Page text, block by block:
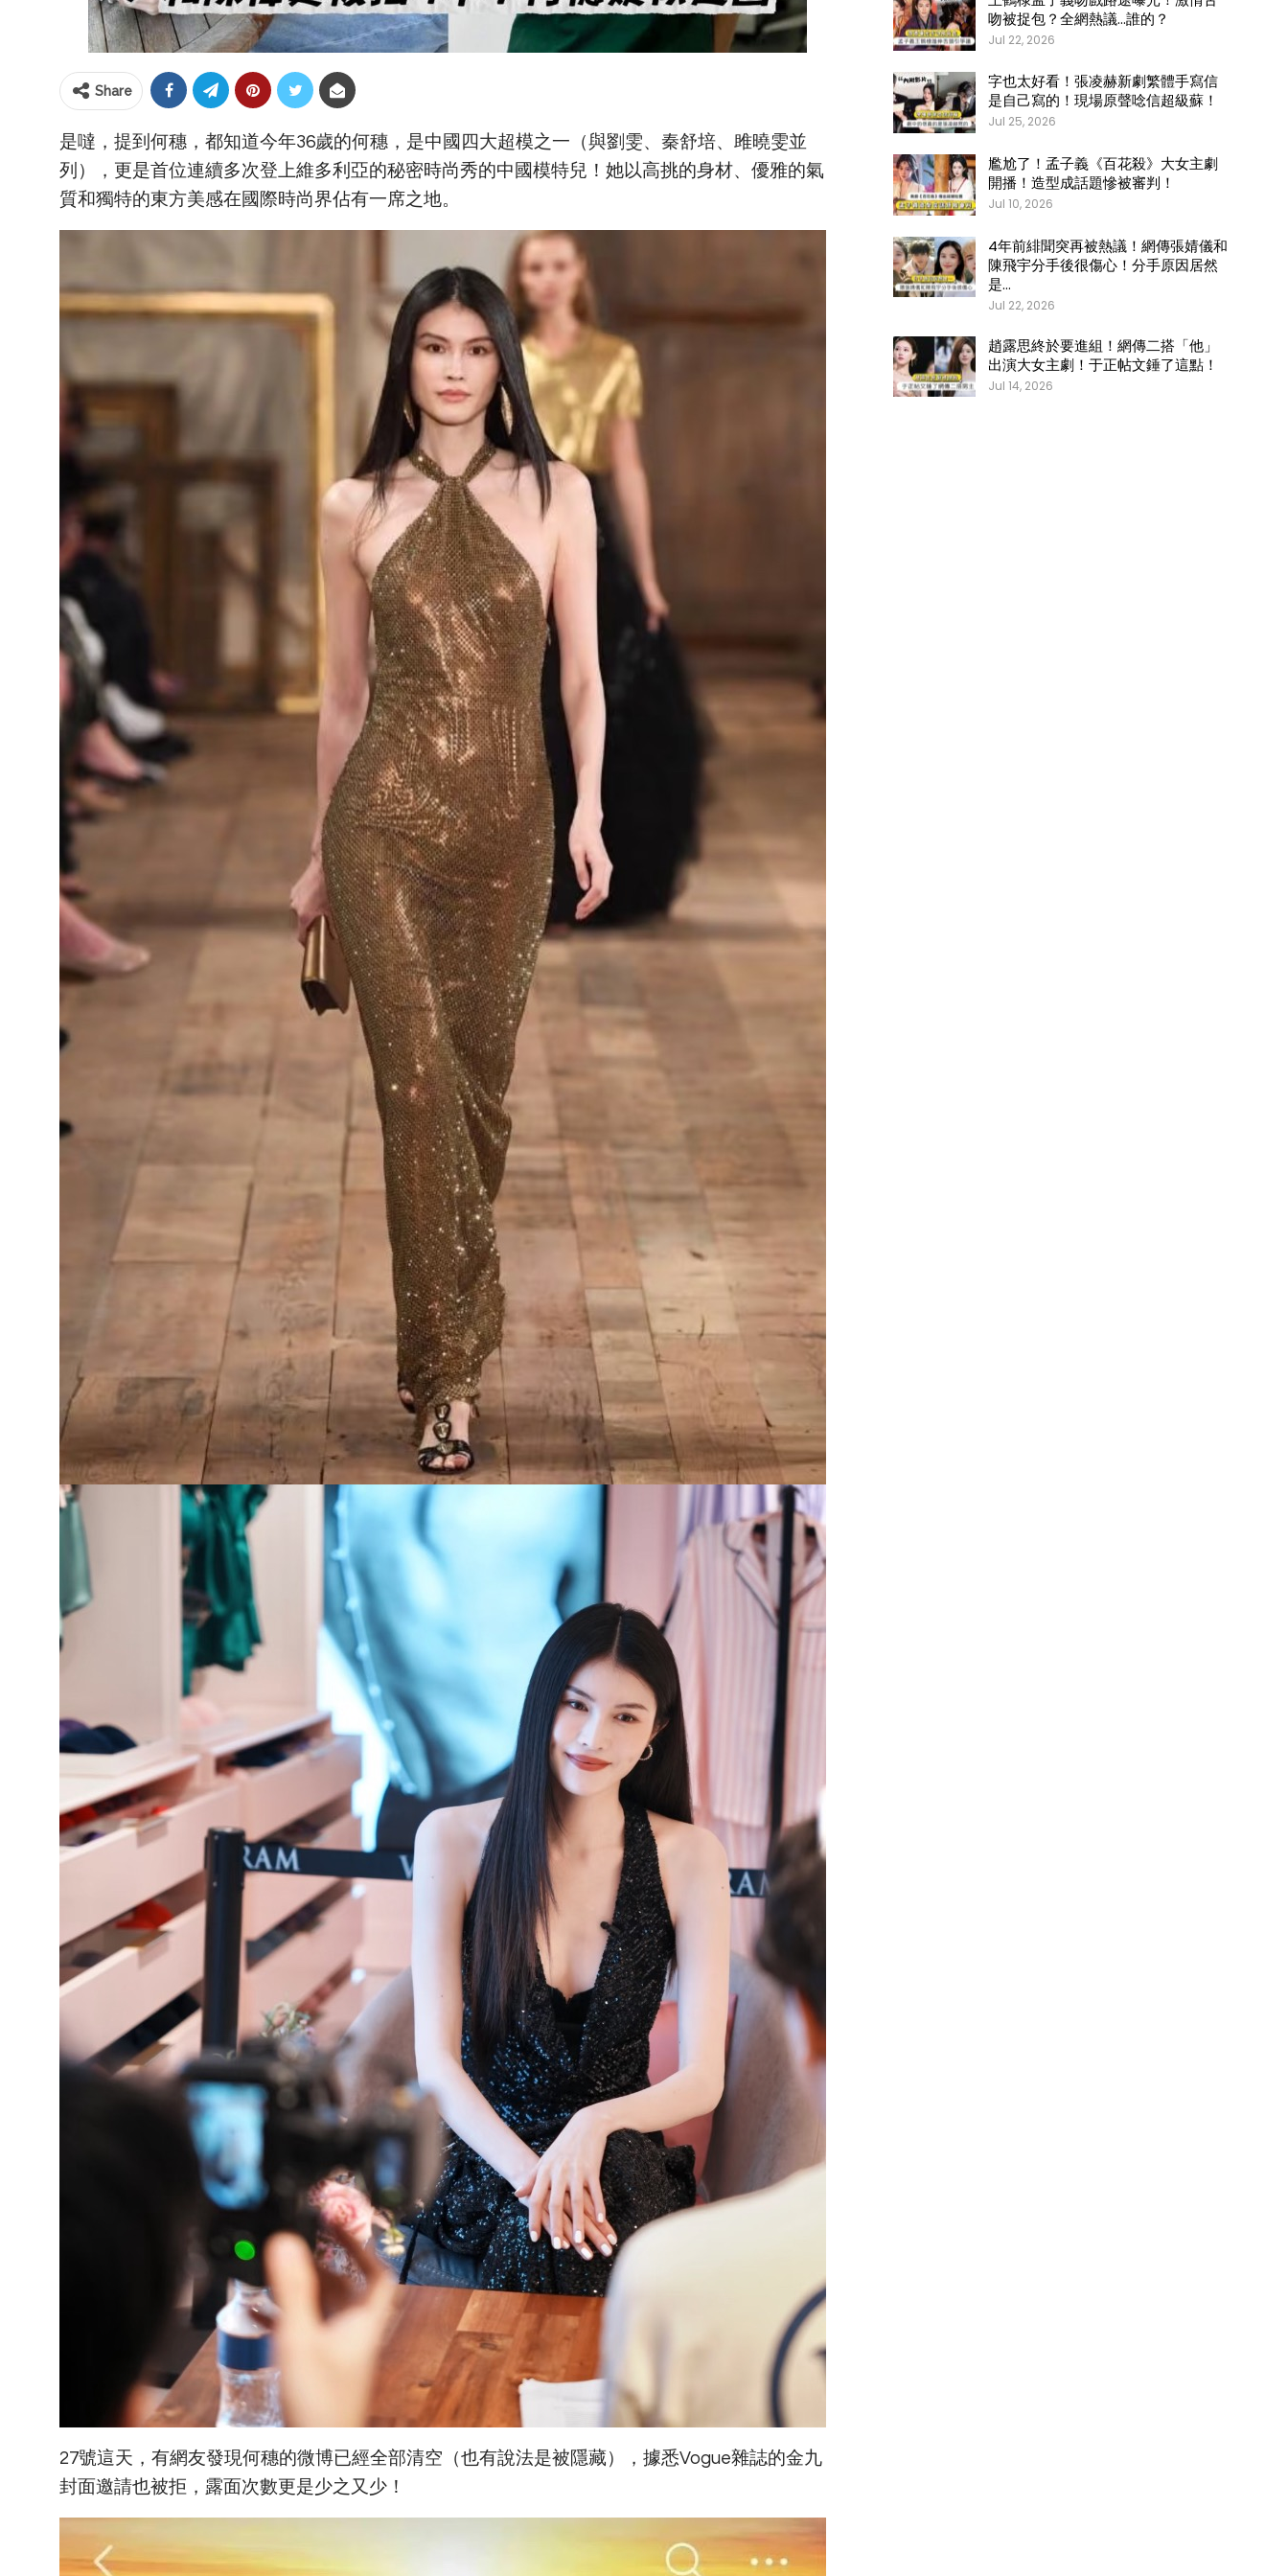
Share
是噠，提到何穗，都知道今年36歲的何穗，是中國四大超模之一（與劉雯、秦舒培、雎曉雯並
列），更是首位連續多次登上維多利亞的秘密時尚秀的中國模特兒！她以高挑的身材、優雅的氣
質和獨特的東方美感在國際時尚界佔有一席之地。
27號這天，有網友發現何穗的微博已經全部清空（也有說法是被隱藏），據悉Vogue雜誌的金九
封面邀請也被拒，露面次數更是少之又少！
吻被捉包？全網熱議…誰的？
Jul 22, 2026
字也太好看！張凌赫新劇繁體手寫信
是自己寫的！現場原聲唸信超級蘇！
Jul 25, 2026
尷尬了！孟子義《百花殺》大女主劇
開播！造型成話題慘被審判！
Jul 10, 2026
4年前緋聞突再被熱議！網傳張婧儀和
陳飛宇分手後很傷心！分手原因居然
是…
Jul 22, 2026
趙露思終於要進組！網傳二搭「他」
出演大女主劇！于正帖文錘了這點！
Jul 14, 2026